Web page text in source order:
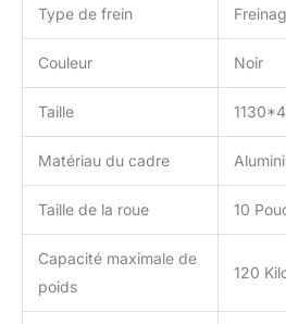
Type de frein
Couleur Noir
Taille
Matériau du cadre
Taille de la roue 10
Capacité maximale de
poids
120